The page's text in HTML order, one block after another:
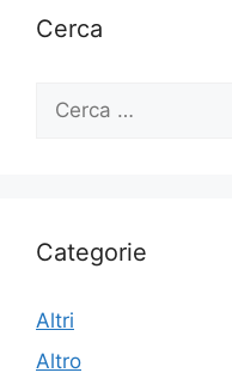
Cerca
Ricerca
Categorie
Altri
Altro